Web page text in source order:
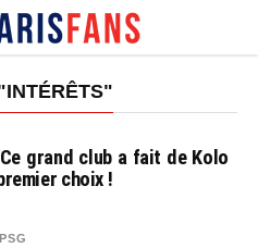
grand club a fait de Kolo
choix !